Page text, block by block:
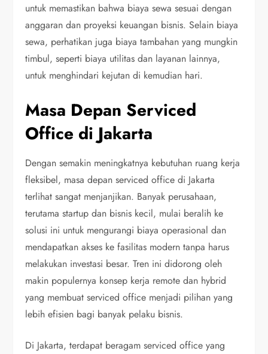
untuk memastikan bahwa biaya sewa sesuai dengan
anggaran dan proyeksi keuangan bisnis. Selain biaya
sewa, perhatikan juga biaya tambahan yang mungkin
timbul, seperti biaya utilitas dan layanan lainnya,
untuk menghindari kejutan di kemudian hari.
Masa Depan Serviced
Office di Jakarta
Dengan semakin meningkatnya kebutuhan ruang kerja
fleksibel, masa depan serviced office di Jakarta
terlihat sangat menjanjikan. Banyak perusahaan,
terutama startup dan bisnis kecil, mulai beralih ke
solusi ini untuk mengurangi biaya operasional dan
mendapatkan akses ke fasilitas modern tanpa harus
melakukan investasi besar. Tren ini didorong oleh
makin populernya konsep kerja remote dan hybrid
yang membuat serviced office menjadi pilihan yang
lebih efisien bagi banyak pelaku bisnis.
Di Jakarta, terdapat beragam serviced office yang